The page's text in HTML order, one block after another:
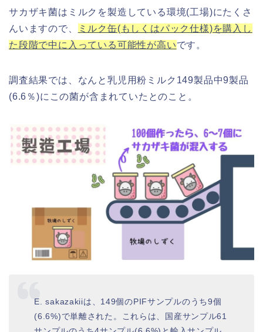
サカザキ菌はミルクを製造している環境(工場)にたくさ
んいますので、
ミルク缶(もしくはパック仕様)を購入し
た段階で中に入っている可能性が高いです。
調査結果では、なんと乳児用粉ミルク149製品中9製品
(6.6％)にこの菌が含まれていたとのこと。
E. sakazakiiは、149個のPIFサンプルのうち9個
(6.6%)で単離された。これらは、国産サンプル61